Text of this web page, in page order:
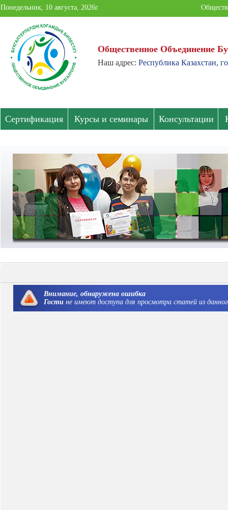
Понедельник, 10 августа, 2026г.
Павлодарской
области
Общественное Объединение
Наш адрес: Республика Казахстан,
Сертификация Курсы и семинары Консультации
Внимание, обнаружена ошибка
Гости не имеют доступа для просмотра статей из